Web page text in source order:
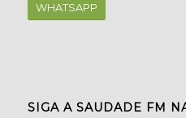
WHATSAPP
SIGA A SAUDADE FM